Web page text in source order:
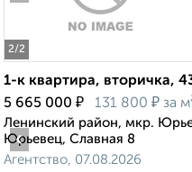
2/2
1-к квартира, вторичка,
5 665 000 ₽ 131 800 ₽ за
Ленинский район, мкр.
Юрьевец, Славная 8
Агентство, 07.08.2026
‹